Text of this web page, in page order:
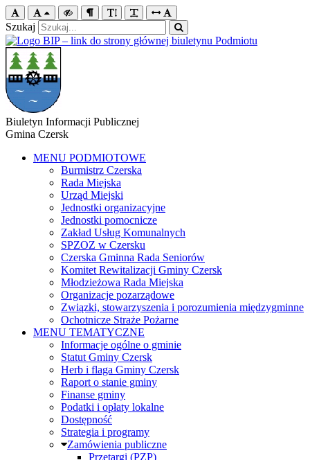
Szukaj
Biuletyn Informacji Publicznej
Gmina Czersk
MENU PODMIOTOWE
Burmistrz Czerska
Rada Miejska
Urząd Miejski
Jednostki organizacyjne
Jednostki pomocnicze
Zakład Usług Komunalnych
SPZOZ w Czersku
Czerska Gminna Rada Seniorów
Komitet Rewitalizacji Gminy Czersk
Młodzieżowa Rada Miejska
Organizacje pozarządowe
Związki, stowarzyszenia i porozumienia międzygminne
Ochotnicze Straże Pożarne
MENU TEMATYCZNE
Informacje ogólne o gminie
Statut Gminy Czersk
Herb i flaga Gminy Czersk
Raport o stanie gminy
Finanse gminy
Podatki i opłaty lokalne
Dostępność
Strategia i programy
Zamówienia publiczne
Przetargi (PZP)